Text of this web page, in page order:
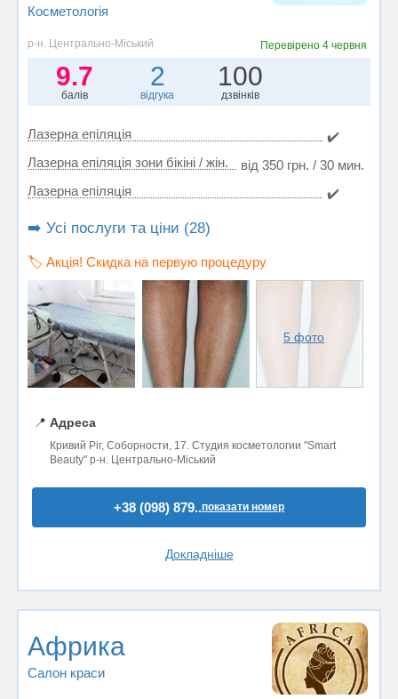
Косметологія
р-н. Центрально-Міський Перевірено 4 червня
9.7
балів
2
відгука
100
дзвінків
Лазерна епіляція
✔️
Лазерна епіляція зони бікіні / жін.
від 350 грн. / 30 мин.
Лазерна епіляція
✔️
➡️ Усі послуги та ціни (28)
🏷️ Акція! Скидка на первую процедуру
5 фото
📍 Адреса
Кривий Ріг, Соборности, 17. Студия косметологии "Smart
Beauty" р-н. Центрально-Міський
+38 (098) 879..показати номер
Докладніше
Африка
Салон краси